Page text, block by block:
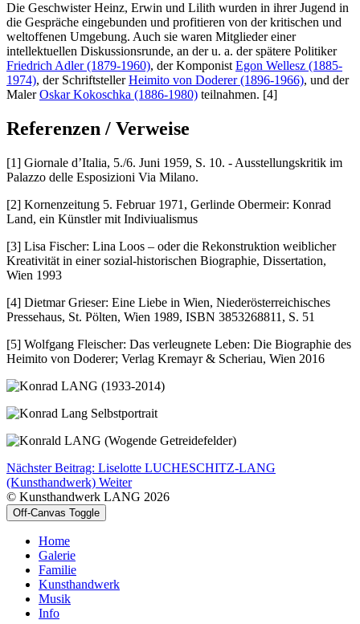
Die Geschwister Heinz, Erwin und Lilith wurden in ihrer Jugend in
die Gespräche eingebunden und profitieren von der kritischen und
weltoffenen Umgebung. Auch sie waren Mitglieder einer
intellektuellen Diskussionsrunde, an der u. a. der spätere Politiker
Friedrich Adler (1879-1960), der Komponist Egon Wellesz (1885-
1974), der SchriftstellerHeimito von Doderer (1896-1966), und der
MalerOskar Kokoschka (1886-1980) teilnahmen. [4]
Referenzen / Verweise
[1] Giornale d’Italia, 5./6. Juni 1959, S. 10. - Ausstellungskritik im
Palazzo delle Esposizioni Via Milano.
[2] Kornenzeitung 5. Februar 1971, Gerlinde Obermeir: Konrad
Land, ein Künstler mit Indiviualismus
[3] Lisa Fischer: Lina Loos – oder die Rekonstruktion weiblicher
Kreativität in einer sozial-historischen Biographie, Dissertation,
Wien 1993
[4] Dietmar Grieser: Eine Liebe in Wien, Niederösterreichisches
Pressehaus, St. Pölten, Wien 1989, ISBN 3853268811, S. 51
[5] Wolfgang Fleischer: Das verleugnete Leben: Die Biographie des
Heimito von Doderer; Verlag Kremayr & Scheriau, Wien 2016
Nächster Beitrag: Liselotte LUCHESCHITZ-LANG
(Kunsthandwerk) Weiter
© Kunsthandwerk LANG 2026
Off-Canvas Toggle
Home
Galerie
Familie
Kunsthandwerk
Musik
Info